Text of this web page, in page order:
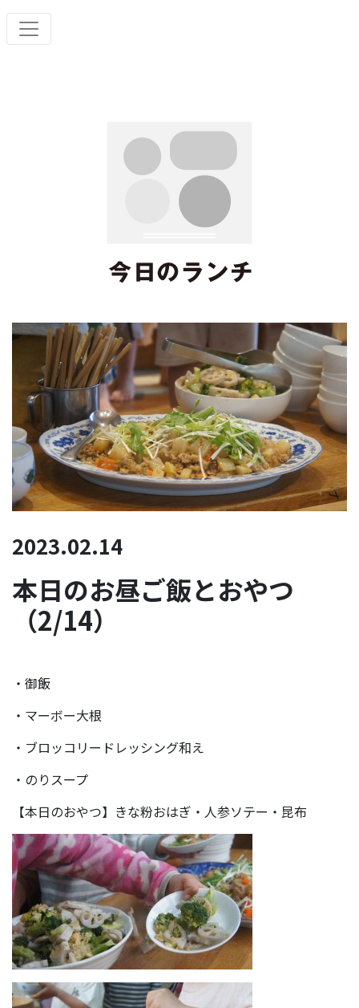
2023.02.14
本日のお昼ご飯とおやつ
（2/14）
・御飯
・マーボー大根
・ブロッコリードレッシング和え
・のりスープ
【本日のおやつ】きな粉おはぎ・人参ソテー・昆布